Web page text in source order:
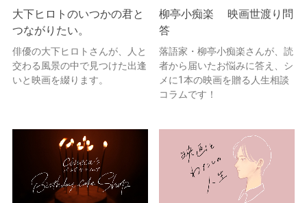
大下ヒロトのいつかの君と
つながりたい。
俳優の大下ヒロトさんが、人と
交わる風景の中で見つけた出逢
いと映画を綴ります。
柳亭小痴楽 映画世渡り問
答
落語家・柳亭小痴楽さんが、読
者から届いたお悩みに答え、シ
メに1本の映画を贈る人生相談
コラムです！